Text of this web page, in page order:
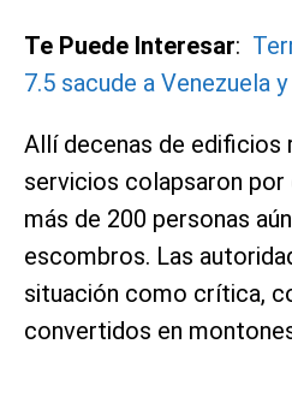
Te Puede Interesar:
7.5 sacude a Venezuela
Allí decenas de edificios
servicios colapsaron
más de 200 personas
escombros. Las
situación como crítica,
convertidos en